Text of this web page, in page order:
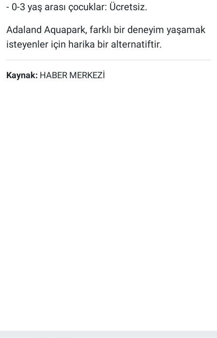
- 0-3 yaş arası çocuklar: Ücretsiz.
Adaland Aquapark, farklı bir deneyim yaşamak
isteyenler için harika bir alternatiftir.
Kaynak: HABER MERKEZİ